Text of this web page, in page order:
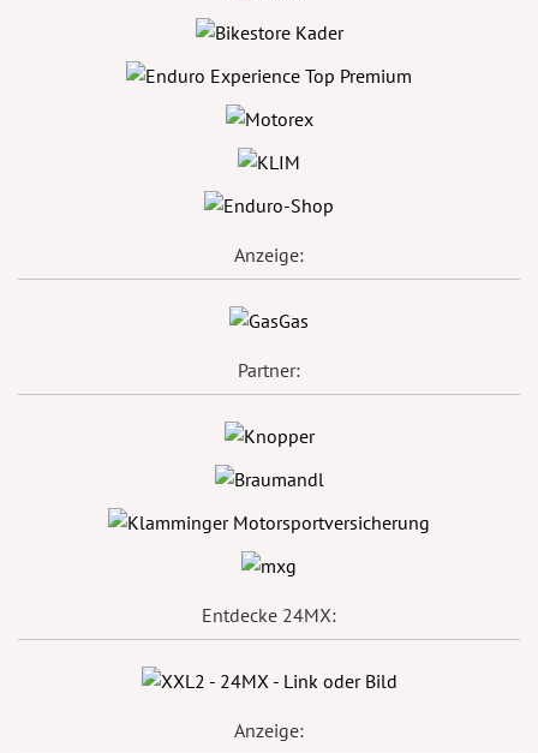
Anzeige:
Partner:
Entdecke 24MX:
Anzeige: